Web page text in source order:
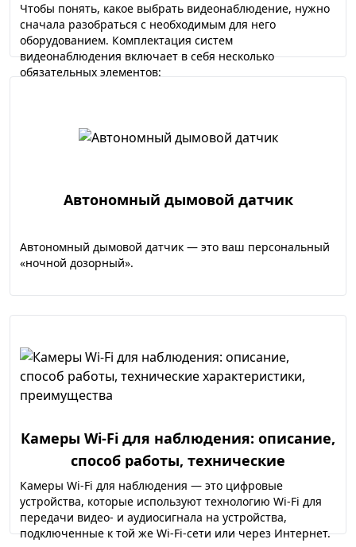
Чтобы понять, какое выбрать видеонаблюдение, нужно
сначала разобраться с необходимым для него
оборудованием. Комплектация систем
видеонаблюдения включает в себя несколько
обязательных элементов:
Автономный дымовой датчик
Автономный дымовой датчик — это ваш персональный
«ночной дозорный».
Камеры Wi-Fi для наблюдения: описание,
способ работы, технические
характеристики, преимущества
Камеры Wi-Fi для наблюдения — это цифровые
устройства, которые используют технологию Wi-Fi для
передачи видео- и аудиосигнала на устройства,
подключенные к той же Wi-Fi-сети или через Интернет.